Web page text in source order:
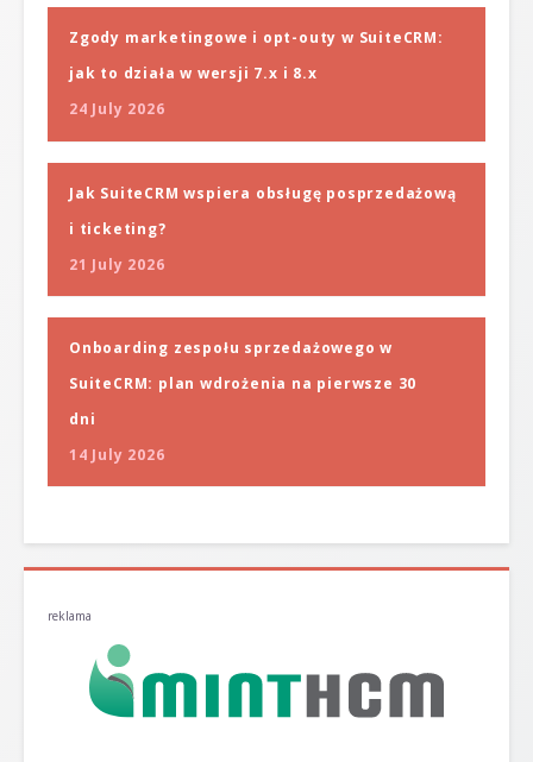
Zgody marketingowe i opt-outy w SuiteCRM:
jak to działa w wersji 7.x i 8.x
24 July 2026
Jak SuiteCRM wspiera obsługę posprzedażową
i ticketing?
21 July 2026
Onboarding zespołu sprzedażowego w
SuiteCRM: plan wdrożenia na pierwsze 30
dni
14 July 2026
reklama